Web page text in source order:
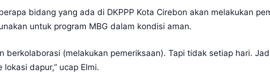
bidang yang ada di DKPPP Kota Cirebon akan melakukan
untuk program MBG dalam kondisi aman.
berkolaborasi (melakukan pemeriksaan). Tapi tidak setiap hari.
dapur,” ucap Elmi.